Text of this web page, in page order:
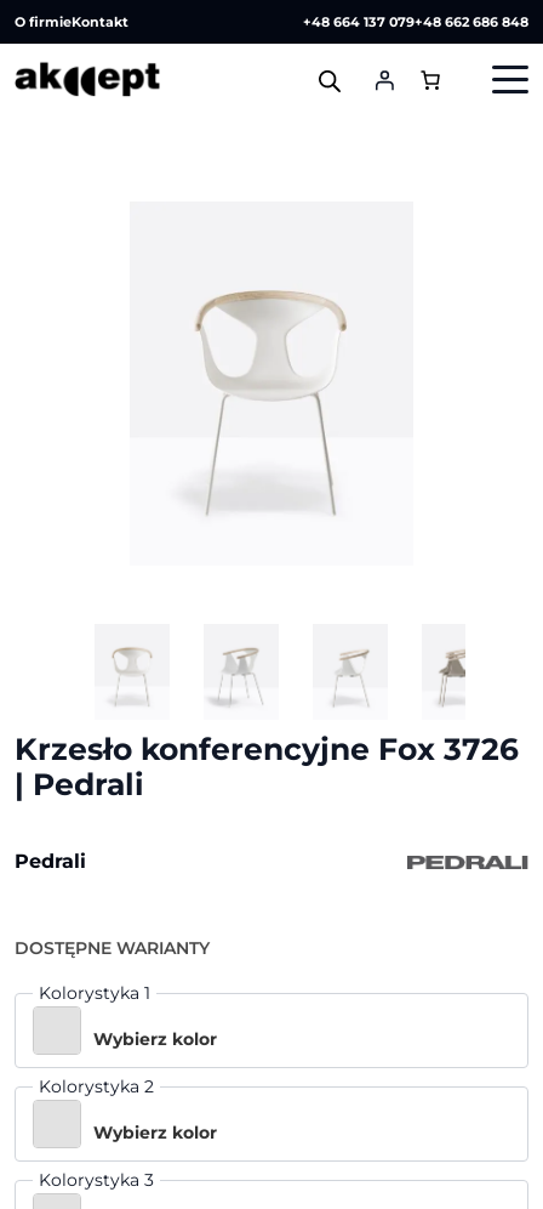
O firmieKontakt +48 664 137 079+48 662 686 848
Krzesło konferencyjne Fox 3726
| Pedrali
Pedrali
DOSTĘPNE WARIANTY
Kolorystyka 1
Wybierz kolor
Kolorystyka 2
Wybierz kolor
Kolorystyka 3